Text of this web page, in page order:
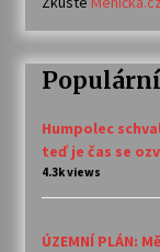
Humpolec
teď je čas se
4.3k views
ÚZEMNÍ PLÁN: